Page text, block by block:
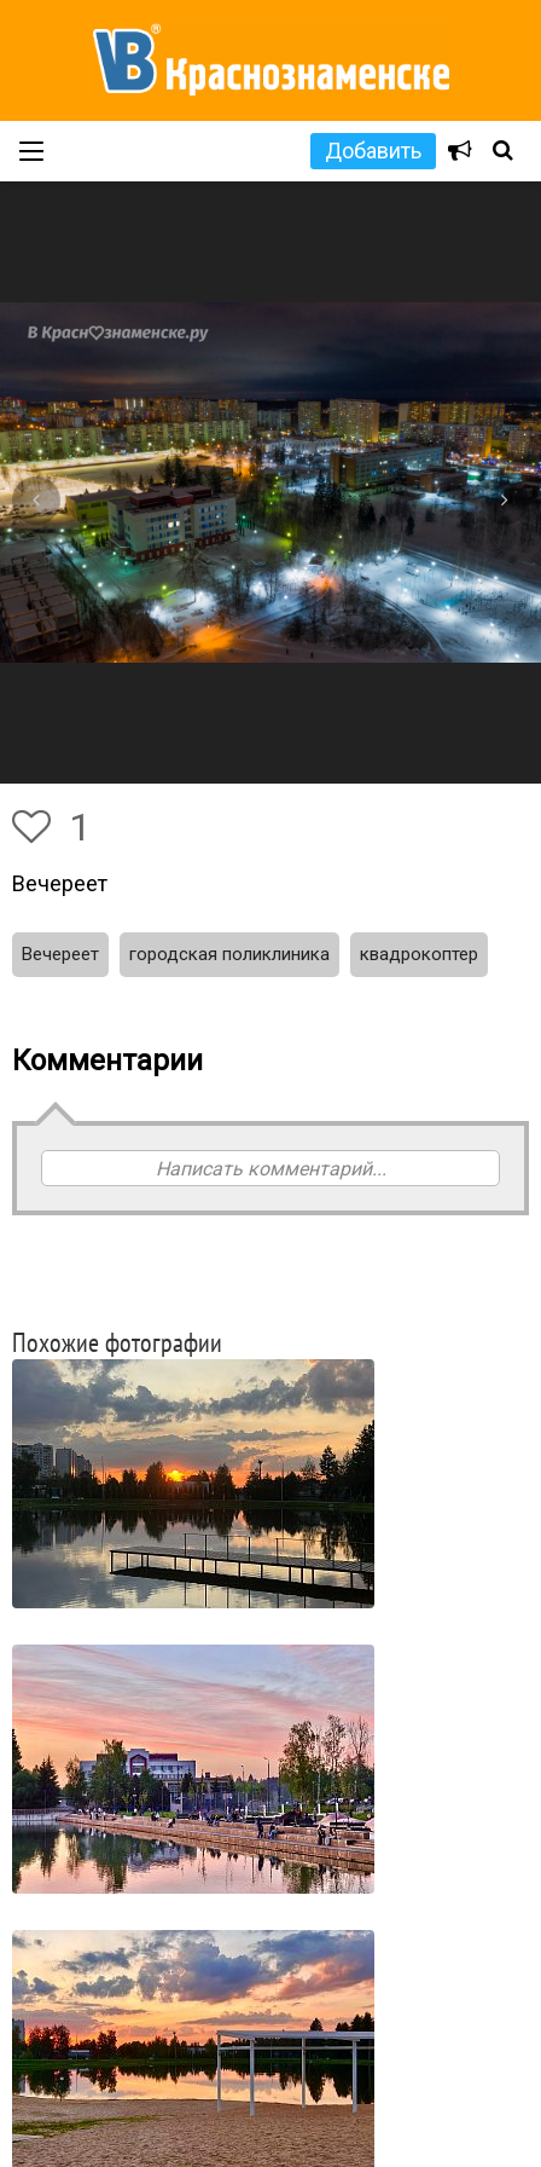
Добавить
1
Вечереет
Вечереет городская поликлиника квадрокоптер
Комментарии
Написать комментарий...
Похожие фотографии